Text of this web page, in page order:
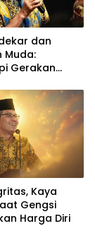
dan
Muda:
Gerakan
Kaya
Gengsi
Harga Diri